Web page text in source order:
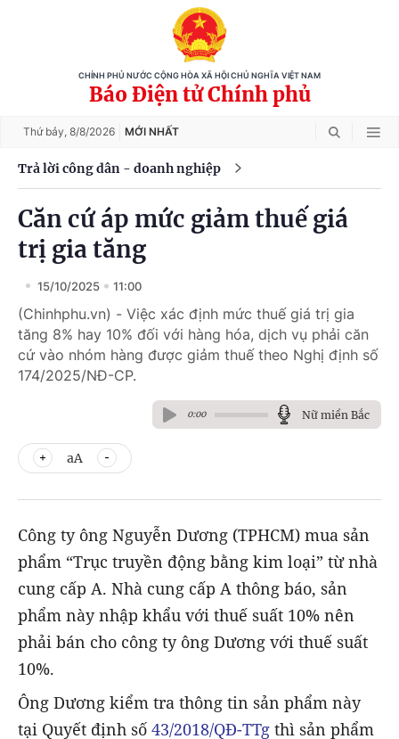
CHÍNH PHỦ NƯỚC CỘNG HÒA XÃ HỘI CHỦ NGHĨA VIỆT NAM
Báo Điện tử Chính phủ
Thứ bảy, 8/8/2026 MỚI NHẤT
Trả lời công dân - doanh nghiệp
Căn cứ áp mức giảm thuế giá
trị gia tăng
15/10/2025 11:00
(Chinhphu.vn) - Việc xác định mức thuế giá trị gia
tăng 8% hay 10% đối với hàng hóa, dịch vụ phải căn
cứ vào nhóm hàng được giảm thuế theo Nghị định số
174/2025/NĐ-CP.
0:00 Nữ miền Bắc
aA
Công ty ông Nguyễn Dương (TPHCM) mua sản
phẩm “Trục truyền động bằng kim loại” từ nhà
cung cấp A. Nhà cung cấp A thông báo, sản
phẩm này nhập khẩu với thuế suất 10% nên
phải bán cho công ty ông Dương với thuế suất
10%.
Ông Dương kiểm tra thông tin sản phẩm này
tại Quyết định số 43/2018/QĐ-TTg thì sản phẩm